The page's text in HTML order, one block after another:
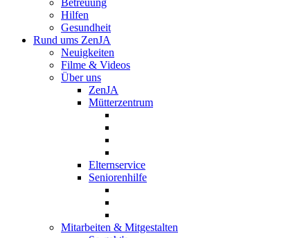
Betreuung
Hilfen
Gesundheit
Rund ums ZenJA
Neuigkeiten
Filme & Videos
Über uns
ZenJA
Mütterzentrum
Elternservice
Seniorenhilfe
Mitarbeiten & Mitgestalten